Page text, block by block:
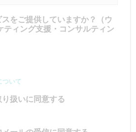
をご提供していますか？（ウ
ティング支援・コンサルティン
ついて
り扱いに同意する